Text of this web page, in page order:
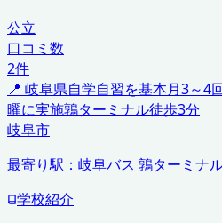
公立
口コミ数
2件
📍 岐阜県自学自習を基本月3～4
曜に実施鶉ターミナル徒歩3分
岐阜市
最寄り駅： 岐阜バス 鶉ターミナ
学校紹介